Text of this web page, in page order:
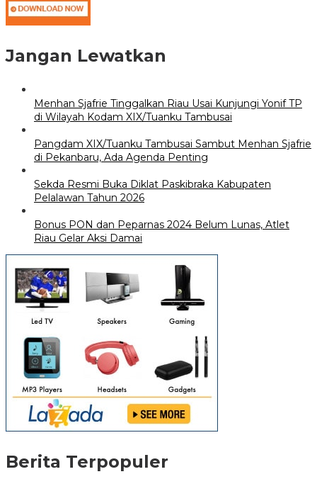
Jangan Lewatkan
Menhan Sjafrie Tinggalkan Riau Usai Kunjungi Yonif TP
di Wilayah Kodam XIX/Tuanku Tambusai
Pangdam XIX/Tuanku Tambusai Sambut Menhan Sjafrie
di Pekanbaru, Ada Agenda Penting
Sekda Resmi Buka Diklat Paskibraka Kabupaten
Pelalawan Tahun 2026
Bonus PON dan Peparnas 2024 Belum Lunas, Atlet
Riau Gelar Aksi Damai
Berita Terpopuler